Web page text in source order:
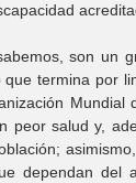
son un
termina por
Mundial
peor salud y,
dependan del